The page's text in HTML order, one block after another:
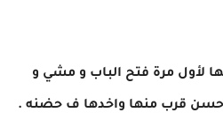
لأول مرة فتح الباب و مشي و
قرب منها واخدها ف حضنه .